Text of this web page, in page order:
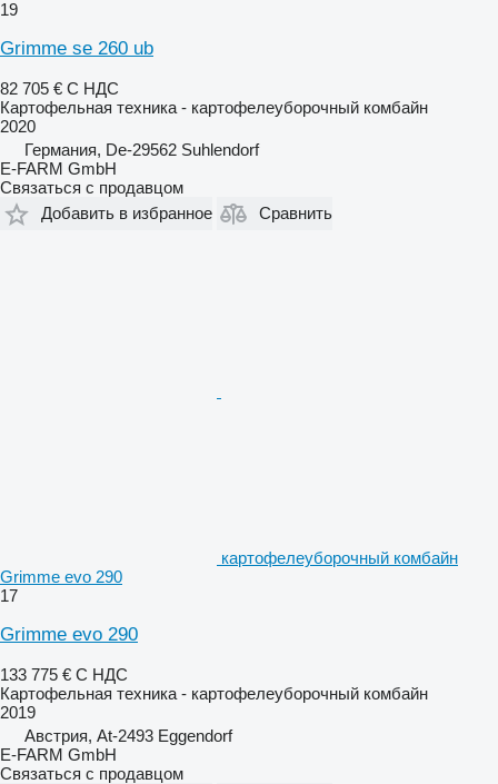
19
Grimme se 260 ub
82 705 € С НДС
Картофельная техника - картофелеуборочный комбайн
2020
Германия, De-29562 Suhlendorf
E-FARM GmbH
Связаться с продавцом
Добавить в избранное
Сравнить
картофелеуборочный комбайн
Grimme evo 290
17
Grimme evo 290
133 775 € С НДС
Картофельная техника - картофелеуборочный комбайн
2019
Австрия, At-2493 Eggendorf
E-FARM GmbH
Связаться с продавцом